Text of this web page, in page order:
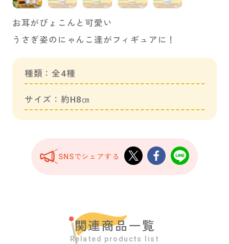
お耳がぴょこんと可愛い
うさぎ姿のにゃんこ達がフィギュアに！
種類：全4種
サイズ：約H8㎝
SNSでシェアする
関連商品一覧
Related products list